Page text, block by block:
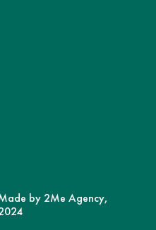
by 2Me Agency,